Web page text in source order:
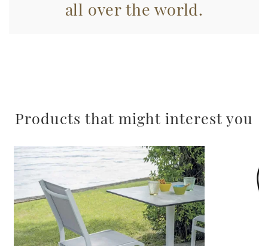
pubblicità e social media, i quali potrebbero combinarle
all over the world.
Products that might interest you